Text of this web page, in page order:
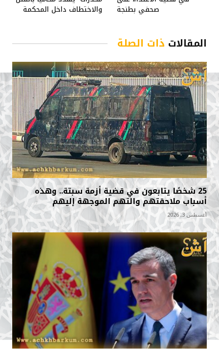
صحفي بطنجة والاختطاف داخل المحكمة
المقالات ذات الصلة
25 شخصًا يتابعون في قضية أزمة سبتة.. وهذه
أسباب ملاحقتهم والتهم الموجهة إليهم
أغسطس 3, 2026